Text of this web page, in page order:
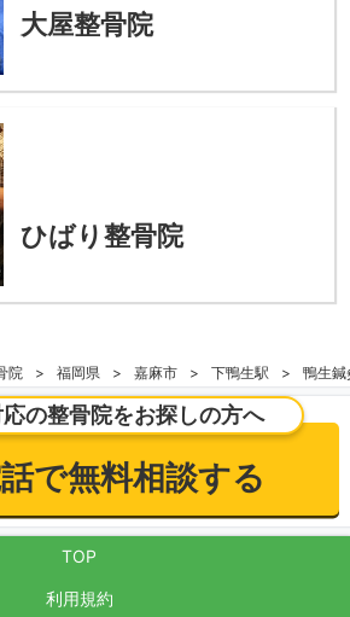
大屋整骨院
ひばり整骨院
院 福岡県 嘉麻市 下鴨生駅 鴨生鍼
の整骨院をお探しの方へ
で無料相談する
TOP
利用規約